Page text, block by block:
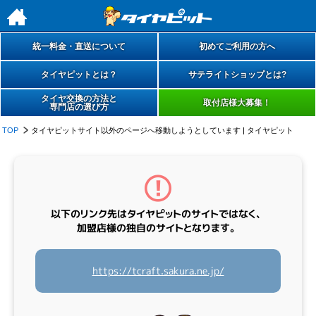
h
統一料金・直送について 初めてご利用の方へ
タイヤピットとは？ サテライトショップとは?
タイヤ交換の方法と
専門店の選び方
取付店様大募集！
TOP タイヤピットサイト以外のページへ移動しようとしています | タイヤピット
以下のリンク先はタイヤピットのサイトではなく、
加盟店様の独自のサイトとなります。
https://tcraft.sakura.ne.jp/